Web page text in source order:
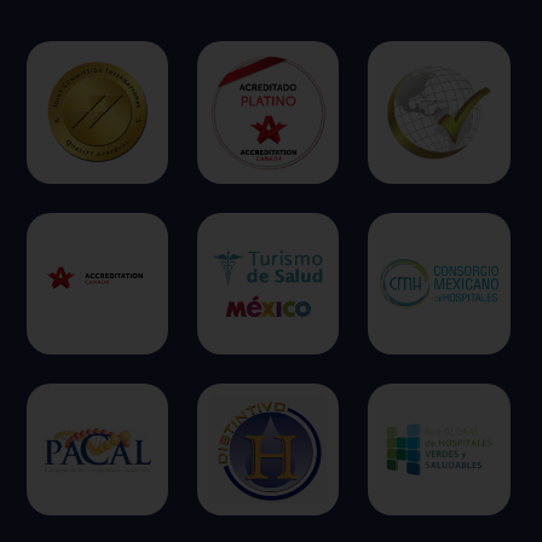
Permitir todas
Sistema de personalización de cookies
Cookies dirigidas
Cookies de funcionalidad
Cookies de rendimiento